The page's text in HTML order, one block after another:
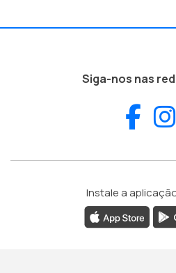
Siga-nos nas
Instale a